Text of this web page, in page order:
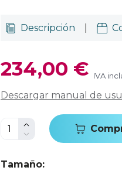
Descripción
234,00 € IVA
Descargar manual de
Tamaño: